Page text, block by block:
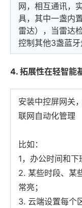
网，相互通讯，
具，其中一盏内
雷达），当雷达
控制其他3盏蓝牙
4. 拓展性在轻智能
安装中控屏网关
联网自动化管理
比如：
1，办公时间和下
2. 某些时段、某
常亮；
3. 云端设置每个